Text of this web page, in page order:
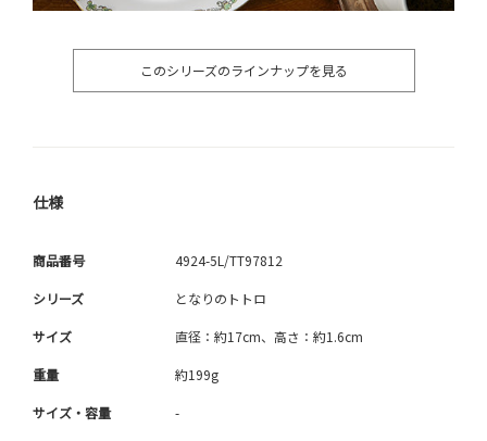
このシリーズのラインナップを見る
仕様
商品番号 4924-5L/TT97812
シリーズ となりのトトロ
サイズ 直径：約17cm、高さ：約1.6cm
重量 約199g
サイズ・容量 -